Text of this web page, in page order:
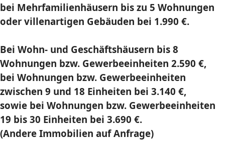
bei Mehrfamilienhäusern bis zu 5 Wohnungen
oder villenartigen Gebäuden bei 1.990 €.
Bei Wohn- und Geschäftshäusern bis 8
Wohnungen bzw. Gewerbeeinheiten 2.590 €,
bei Wohnungen bzw. Gewerbeeinheiten
zwischen 9 und 18 Einheiten bei 3.140 €,
sowie bei Wohnungen bzw. Gewerbeeinheiten
19 bis 30 Einheiten bei 3.690 €.
(Andere Immobilien auf Anfrage)